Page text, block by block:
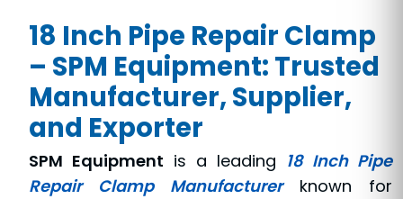
18 Inch Pipe Repair Clamp
– SPM Equipment: Trusted
Manufacturer, Supplier,
and Exporter
SPM Equipment is a leading 18 Inch Pipe
Repair Clamp Manufacturerknown for